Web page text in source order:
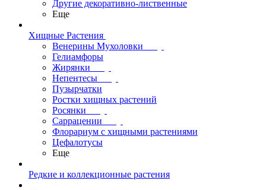
Другие декоративно-лиственные
Еще
Хищные Растения
Венерины Мухоловки
Гелиамфоры
Жирянки
Непентесы
Пузырчатки
Ростки хищных растений
Росянки
Саррацении
Флорариум с хищными растениями
Цефалотусы
Еще
Редкие и коллекционные растения